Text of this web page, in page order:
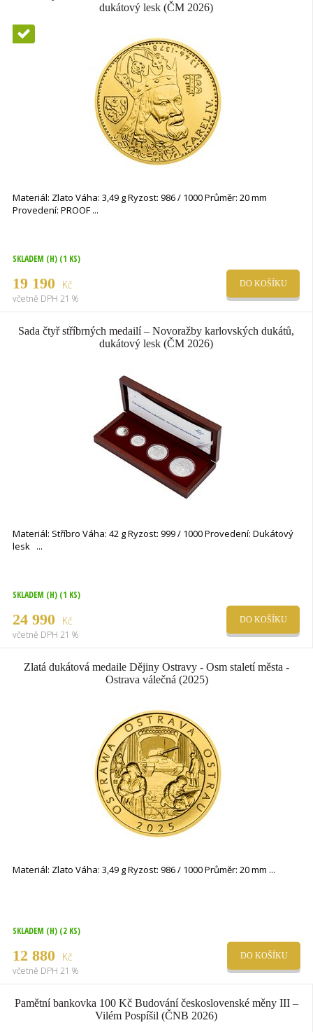
dukátový lesk (ČM 2026)
Novinka
Materiál: Zlato Váha: 3,49 g Ryzost: 986 / 1000 Průměr: 20 mm
Provedení: PROOF
SKLADEM (H) (1 KS)
19 190 Kč
včetně DPH 21 %
DO KOŠÍKU
Sada čtyř stříbrných medailí – Novoražby karlovských dukátů,
dukátový lesk (ČM 2026)
Materiál: Stříbro Váha: 42 g Ryzost: 999 / 1000 Provedení: Dukátový
lesk
SKLADEM (H) (1 KS)
24 990 Kč
včetně DPH 21 %
DO KOŠÍKU
Zlatá dukátová medaile Dějiny Ostravy - Osm staletí města -
Ostrava válečná (2025)
Materiál: Zlato Váha: 3,49 g Ryzost: 986 / 1000 Průměr: 20 mm
SKLADEM (H) (2 KS)
12 880 Kč
včetně DPH 21 %
DO KOŠÍKU
Pamětní bankovka 100 Kč Budování československé měny III –
Vilém Pospíšil (ČNB 2026)